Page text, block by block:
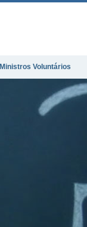
Ministros Voluntários